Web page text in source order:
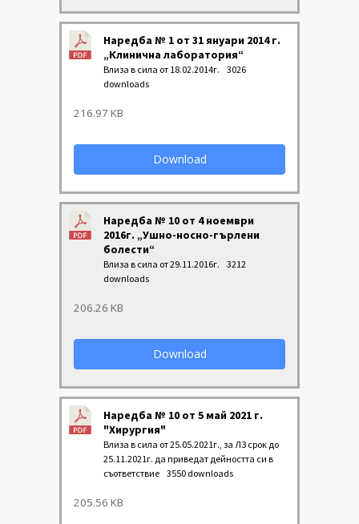
Наредба № 1 от 31 януари 2014 г.
„Клинична лаборатория“
Влиза в сила от 18.02.2014г.
3026
downloads
216.97 KB
Download
Наредба № 10 от 4 ноември
2016г. „Ушно-носно-гърлени
болести“
Влиза в сила от 29.11.2016г.
3212
downloads
206.26 KB
Download
Наредба № 10 от 5 май 2021 г.
"Хирургия"
Влиза в сила от 25.05.2021г., за ЛЗ срок до
25.11.2021г. да приведат дейността си в
съответствие 3550 downloads
205.56 KB